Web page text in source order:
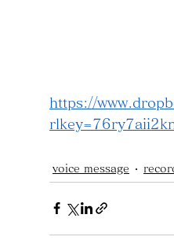
https://
voice message